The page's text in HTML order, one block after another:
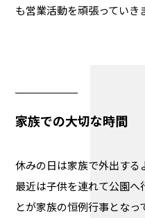
も営業活動を頑張っていき
家族での大切な時間
休みの日は家族で外出する
最近は子供を連れて公園へ
とが家族の恒例行事とな